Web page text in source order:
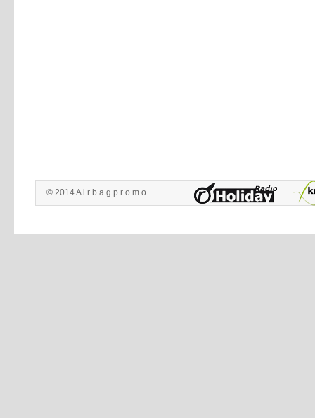
© 2014 A i r b a g p r o m o